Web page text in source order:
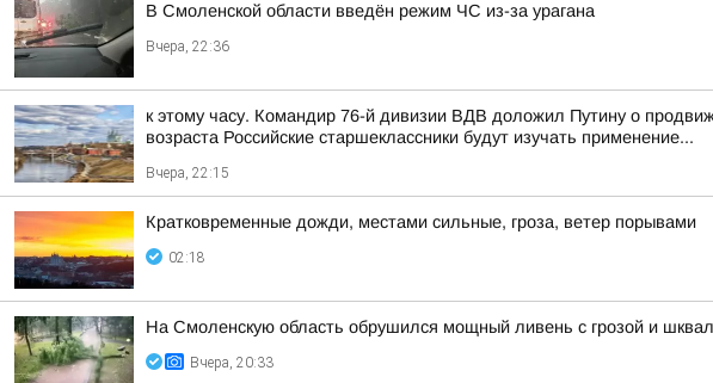
В Смоленской области введён режим ЧС из-за урагана
Вчера, 22:36
к этому часу. Командир 76-й дивизии ВДВ доложил Путину о
возраста Российские старшеклассники будут изучать применение...
Вчера, 22:15
Кратковременные дожди, местами сильные, гроза, ветер порывами
02:18
На Смоленскую область обрушился мощный ливень с грозой и
Вчера, 20:33